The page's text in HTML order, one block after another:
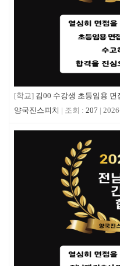
[학교] 김00 수강생 초등임용
양국진스피치
207